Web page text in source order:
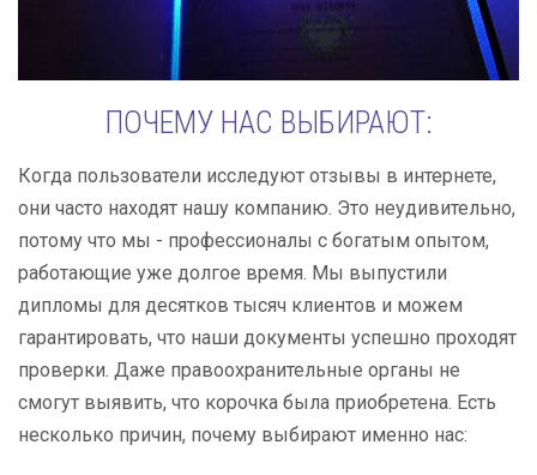
ПОЧЕМУ НАС ВЫБИРАЮТ:
Когда пользователи исследуют отзывы в интернете,
они часто находят нашу компанию. Это неудивительно,
потому что мы - профессионалы с богатым опытом,
работающие уже долгое время. Мы выпустили
дипломы для десятков тысяч клиентов и можем
гарантировать, что наши документы успешно проходят
проверки. Даже правоохранительные органы не
смогут выявить, что корочка была приобретена. Есть
несколько причин, почему выбирают именно нас: